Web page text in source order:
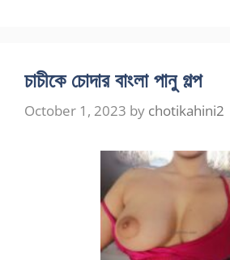
চাচীকে চোদার বাংলা পানু গল্প
October 1, 2023 by chotikahini2